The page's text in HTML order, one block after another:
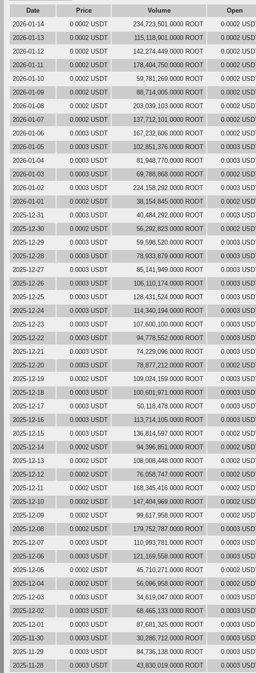
Date Price Volume Open
2026-01-14
0.0002 USDT 234,723,501.0000 ROOT 0.0002
2026-01-13
0.0002 USDT 115,118,901.0000 ROOT 0.0002
2026-01-12
0.0002 USDT 142,274,449.0000 ROOT 0.0002
2026-01-11
0.0002 USDT 178,404,750.0000 ROOT 0.0002
2026-01-10
0.0002 USDT 59,781,269.0000 ROOT 0.0002
2026-01-09
0.0002 USDT 88,714,005.0000 ROOT 0.0002
2026-01-08
0.0002 USDT 203,039,103.0000 ROOT 0.0002
2026-01-07
0.0002 USDT 137,712,101.0000 ROOT 0.0002
2026-01-06
0.0003 USDT 167,232,606.0000 ROOT 0.0002
2026-01-05
0.0003 USDT 102,851,376.0000 ROOT 0.0003
2026-01-04
0.0003 USDT 81,948,770.0000 ROOT 0.0003
2026-01-03
0.0003 USDT 69,788,868.0000 ROOT 0.0002
2026-01-02
0.0003 USDT 224,158,292.0000 ROOT 0.0003
2026-01-01
0.0002 USDT 38,154,845.0000 ROOT 0.0002
2025-12-31
0.0003 USDT 40,484,292.0000 ROOT 0.0003
2025-12-30
0.0002 USDT 56,292,823.0000 ROOT 0.0002
2025-12-29
0.0003 USDT 59,598,520.0000 ROOT 0.0003
2025-12-28
0.0003 USDT 78,933,879.0000 ROOT 0.0003
2025-12-27
0.0003 USDT 85,141,949.0000 ROOT 0.0003
2025-12-26
0.0003 USDT 106,110,174.0000 ROOT 0.0003
2025-12-25
0.0003 USDT 128,431,524.0000 ROOT 0.0003
2025-12-24
0.0003 USDT 114,340,194.0000 ROOT 0.0003
2025-12-23
0.0003 USDT 107,600,100.0000 ROOT 0.0003
2025-12-22
0.0003 USDT 94,778,552.0000 ROOT 0.0003
2025-12-21
0.0003 USDT 74,229,096.0000 ROOT 0.0003
2025-12-20
0.0003 USDT 78,877,212.0000 ROOT 0.0002
2025-12-19
0.0002 USDT 109,024,159.0000 ROOT 0.0003
2025-12-18
0.0003 USDT 100,601,971.0000 ROOT 0.0003
2025-12-17
0.0003 USDT 50,118,478.0000 ROOT 0.0003
2025-12-16
0.0003 USDT 113,714,105.0000 ROOT 0.0003
2025-12-15
0.0003 USDT 136,814,597.0000 ROOT 0.0002
2025-12-14
0.0002 USDT 94,396,851.0000 ROOT 0.0002
2025-12-13
0.0002 USDT 108,008,448.0000 ROOT 0.0002
2025-12-12
0.0002 USDT 76,058,747.0000 ROOT 0.0002
2025-12-11
0.0002 USDT 168,345,416.0000 ROOT 0.0002
2025-12-10
0.0002 USDT 147,404,969.0000 ROOT 0.0002
2025-12-09
0.0002 USDT 99,617,958.0000 ROOT 0.0002
2025-12-08
0.0002 USDT 179,752,787.0000 ROOT 0.0003
2025-12-07
0.0003 USDT 110,993,781.0000 ROOT 0.0003
2025-12-06
0.0003 USDT 121,169,558.0000 ROOT 0.0003
2025-12-05
0.0002 USDT 45,710,271.0000 ROOT 0.0002
2025-12-04
0.0002 USDT 56,096,958.0000 ROOT 0.0002
2025-12-03
0.0003 USDT 34,619,047.0000 ROOT 0.0003
2025-12-02
0.0003 USDT 68,465,133.0000 ROOT 0.0003
2025-12-01
0.0003 USDT 87,681,325.0000 ROOT 0.0003
2025-11-30
0.0003 USDT 30,286,712.0000 ROOT 0.0003
2025-11-29
0.0003 USDT 84,736,138.0000 ROOT 0.0003
2025-11-28
0.0003 USDT 43,830,019.0000 ROOT 0.0003